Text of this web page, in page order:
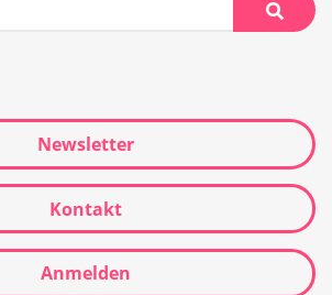
Newsletter
Kontakt
Anmelden